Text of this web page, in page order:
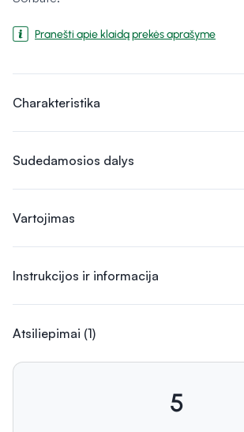
Pranešti apie klaidą prekės aprašyme
Charakteristika
Sudedamosios dalys
Vartojimas
Instrukcijos ir informacija
Atsiliepimai (1)
5